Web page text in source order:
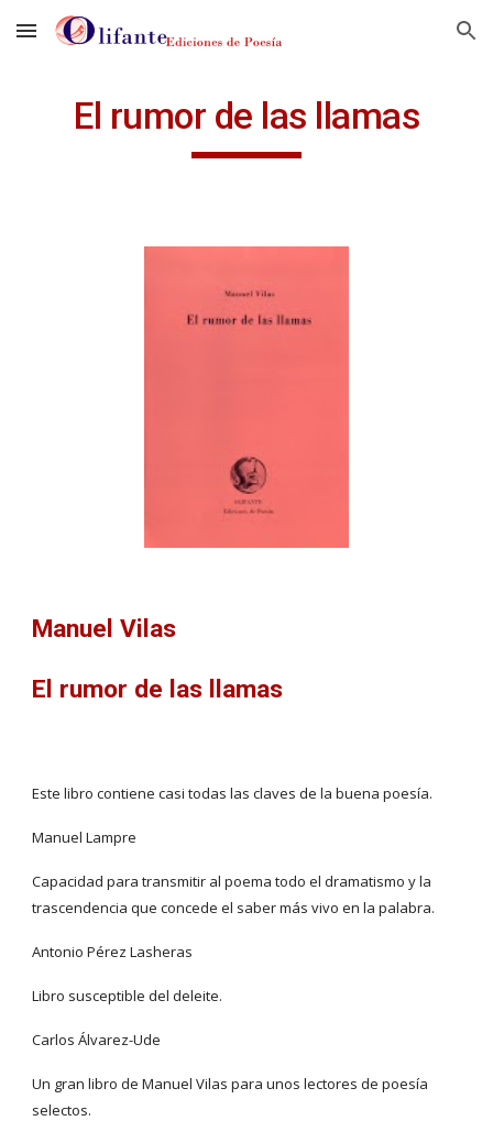
Skip to main content Skip to navigation
El rumor de las llamas
Manuel Vilas
El rumor de las llamas
Este libro contiene casi todas las claves de la buena poesía.
Manuel Lampre
Capacidad para transmitir al poema todo el dramatismo y la
trascendencia que concede el saber más vivo en la palabra.
Antonio Pérez Lasheras
Libro susceptible del deleite.
Carlos Álvarez-Ude
Un gran libro de Manuel Vilas para unos lectores de poesía
selectos.